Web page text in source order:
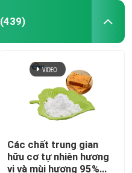
(439)
Các chất trung gian
hữu cơ tự nhiên hương
vị và mùi hương 95%